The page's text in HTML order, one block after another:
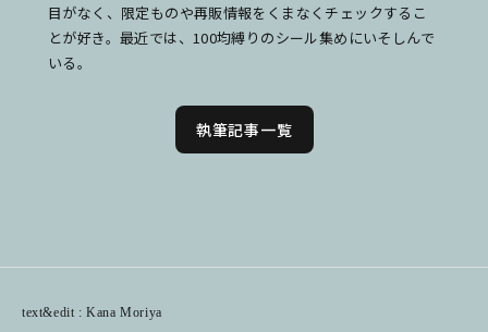
目がなく、限定ものや再販情報をくまなくチェックするこ
とが好き。最近では、100均縛りのシール集めにいそしんで
いる。
執筆記事一覧
text&edit : Kana Moriya